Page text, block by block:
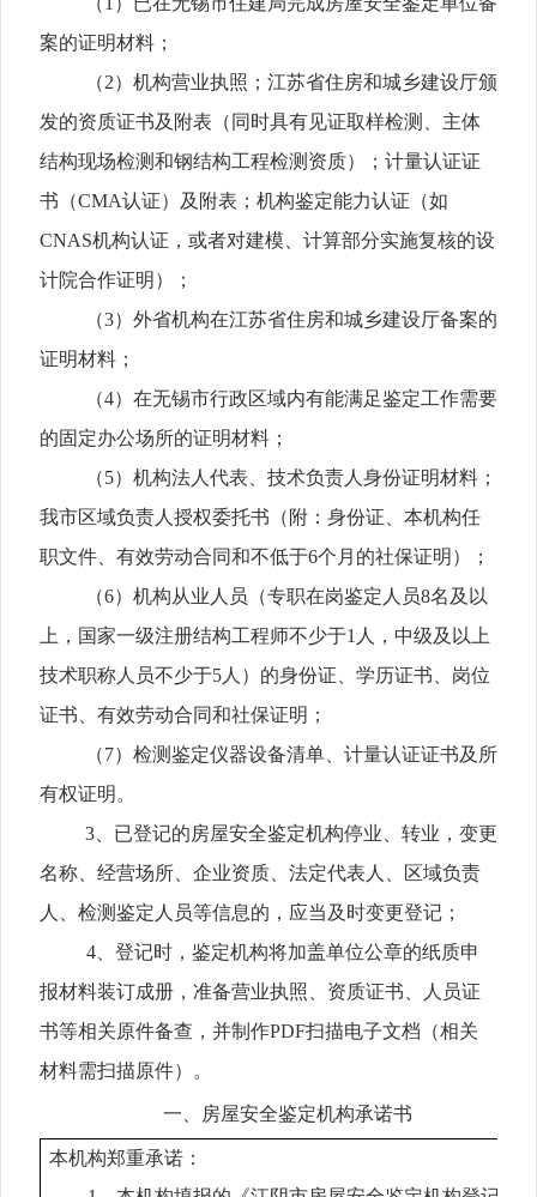
案的证明材料；
（2） 机构营业执照 ； 江苏省住房和城乡建设厅颁
发的资质证书及附表（ 同时具有见证取样检测、主体
结构现场检测和钢结构工程检测资质） ；计量认证证
书（CMA认证）及附表；机构鉴定能力认证（如
CNAS机构认证 ，或者对建模、计算部分实施复核的设
计院合作证明）；
（3） 外省机构在江苏省住房和城乡建设厅备案的
证明材料；
（4）在无锡市行政区域内有能满足鉴定工作需要
的固定办公场所的证明材料；
（5） 机构法人代表、技术负责人身份证明材料；
我市区域负责人授权委托书（附：身份证、本机构任
职文件、有效劳动合同和不低于6个月的社保证明）；
（6）机构从业人员（专职在岗鉴定人员8名及以
上，国家一级注册结构工程师不少于1 人，中级及以上
技术职称人员不少于5 人）的身份证、学历证书、岗位
证书、有效劳动合同和社保证明；
（7）检测鉴定仪器设备清单、 计量认证证书及所
有权证明。
3、已登记的房屋安全鉴定机构停业、转业 ， 变更
名称、经营场所、企业资质、法定代表人、区域负责
人、检测鉴定人员等信息的，应当及时变更登记；
4、登记时，鉴定机构将加盖单位公章的纸质申
报材料装订成册，准备营业执照、资质证书、人员证
书等相关原件备查，并制作PDF扫描电子文档（相关
材料需扫描原件）。
一、房屋安全鉴定机构承诺书
本机构郑重承诺：